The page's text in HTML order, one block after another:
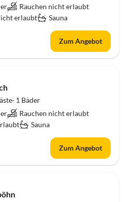
Rauchen nicht erlaubt
erlaubt
Sauna
Zum Angebot
1 Bäder
Rauchen nicht erlaubt
Sauna
Zum Angebot